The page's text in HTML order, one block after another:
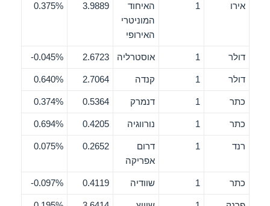
אירו 1
האיחוד
המוניטרי
האירופי
3.9889
0.375%
דולר 1 אוסטרליה 2.6723
0.045%-
דולר 1 קנדה 2.7064
0.640%
כתר 1 דנמרק 0.5364
0.374%
כתר 1 נורווגיה 0.4205
0.694%
רנד 1
דרום
אפריקה
0.2652
0.075%
כתר 1 שוודיה 0.4119
0.097%-